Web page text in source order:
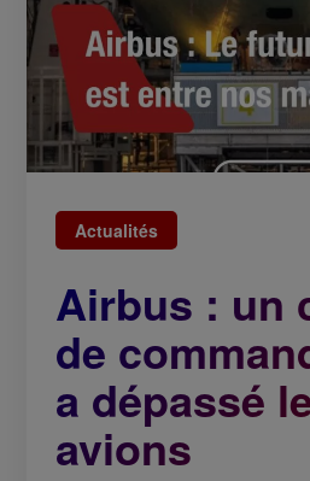
Actualités
Airbus : un
de
a dépassé
avions